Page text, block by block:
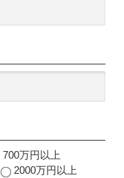
700万円以上
2000万円以上